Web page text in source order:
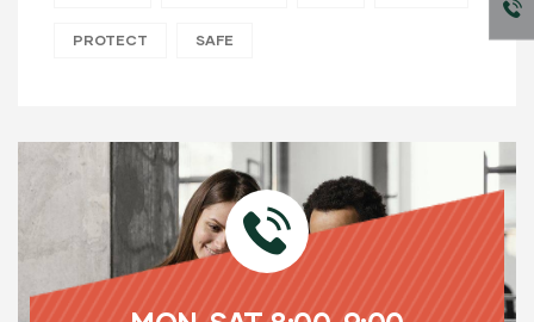
PROTECT SAFE